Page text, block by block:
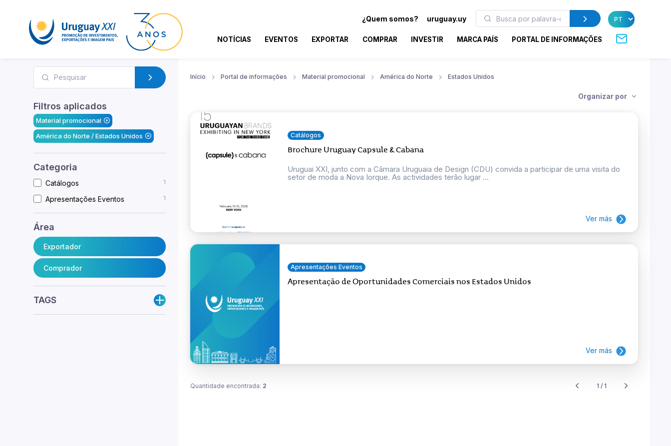
¿Quem somos? uruguay.uy
NOTÍCIAS EVENTOS EXPORTAR COMPRAR INVESTIR MARCA PAÍS PORTAL DE INFORMAÇÕES
Filtros aplicados
Material promocional
América do Norte / Estados Unidos
Categoria
Catálogos 1
Apresentações Eventos 1
Área
Exportador
Comprador
TAGS
Início Portal de informações Material promocional América do Norte Estados Unidos
Organizar por
Catálogos
Brochure Uruguay Capsule & Cabana
Uruguai XXI, junto com a Câmara Uruguaia de Design (CDU) convida a participar de uma visita do
setor de moda a Nova Iorque. As actividades terão lugar ...
Ver más
Apresentações Eventos
Apresentação de Oportunidades Comerciais nos Estados Unidos
Ver más
Quantidade encontrada: 2 1 / 1